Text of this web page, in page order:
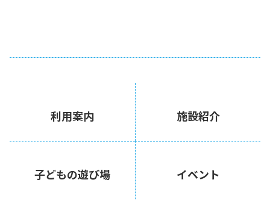
利用案内 施設紹介
子どもの遊び場 イベント